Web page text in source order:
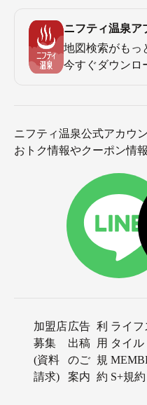
ニフティ温泉ア
地図検索がもっ
今すぐダウンロ
ニフティ温泉公式アカウ
おトク情報やクーポン情
加盟店
募集
(資料
請求)
広告
出稿
のご
案内
利
用
規
約
ライフ
タイル
S+規約